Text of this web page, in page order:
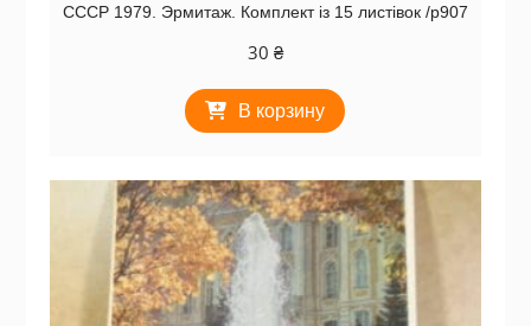
СССР 1979. Эрмитаж. Комплект із 15 листівок /р907
30 ₴
В корзину